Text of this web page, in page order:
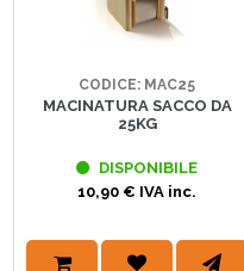
CODICE: MAC25
MACINATURA SACCO DA
25KG
DISPONIBILE
10,90 € IVA inc.